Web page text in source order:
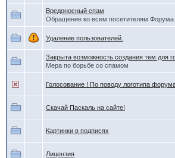
Вредоносный спам
Обращение ко всем посетителям Форума
Удаление пользователей.
Закрыта возможность создания тем для
Мера по борьбе со спамом
Голосование ! По поводу логотипа
Скачай Паскаль на сайте!
Картинки в подписях
Лицензия